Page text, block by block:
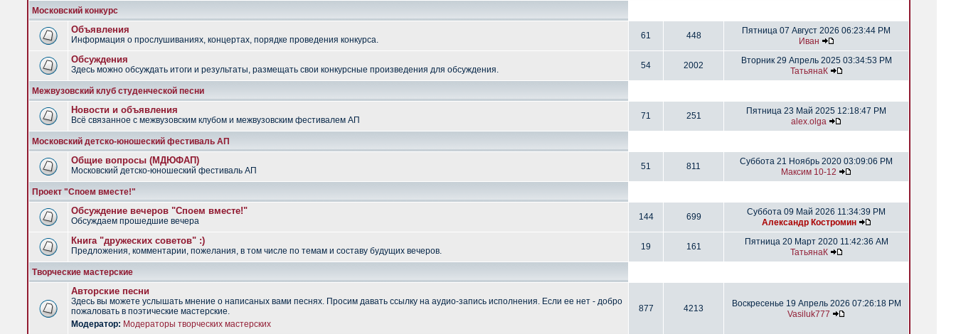
Московский конкурс
Объявления
Информация о прослушиваниях, концертах, порядке проведения конкурса. 61 448
Пятница 07 Август 2026 06:23:44 PM
Иван
Обсуждения
Здесь можно обсуждать итоги и результаты, размещать свои конкурсные произведения для обсуждения. 54 2002
Вторник 29 Апрель 2025 03:34:53 PM
ТатьянаК
Межвузовский клуб студенческой песни
Новости и объявления
Всё связанное с межвузовским клубом и межвузовским фестивалем АП 71 251
Пятница 23 Май 2025 12:18:47 PM
alex.olga
Московский детско-юношеский фестиваль АП
Общие вопросы (МДЮФАП)
Московский детско-юношеский фестиваль АП 51 811
Суббота 21 Ноябрь 2020 03:09:06 PM
Максим 10-12
Проект "Споем вместе!"
Обсуждение вечеров "Споем вместе!"
Обсуждаем прошедшие вечера 144 699
Суббота 09 Май 2026 11:34:39 PM
Александр Костромин
Книга "дружеских советов" :)
Предложения, комментарии, пожелания, в том числе по темам и составу будущих вечеров. 19 161
Пятница 20 Март 2020 11:42:36 AM
ТатьянаК
Творческие мастерские
Авторские песни
Здесь вы можете услышать мнение о написаных вами песнях. Просим давать ссылку на аудио-запись исполнения. Если ее нет - добро
пожаловать в поэтические мастерские.
Модератор: Модераторы творческих мастерских
877 4213
Воскресенье 19 Апрель 2026 07:26:18 PM
Vasiluk777